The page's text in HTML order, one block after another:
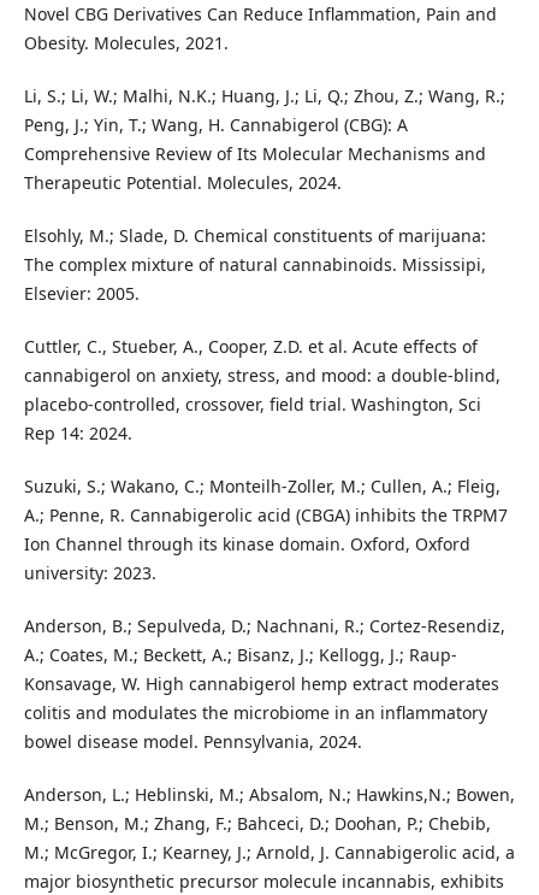
Novel CBG Derivatives Can Reduce Inflammation, Pain and
Obesity. Molecules, 2021.
Li, S.; Li, W.; Malhi, N.K.; Huang, J.; Li, Q.; Zhou, Z.; Wang, R.;
Peng, J.; Yin, T.; Wang, H. Cannabigerol (CBG): A
Comprehensive Review of Its Molecular Mechanisms and
Therapeutic Potential. Molecules, 2024.
Elsohly, M.; Slade, D. Chemical constituents of marijuana:
The complex mixture of natural cannabinoids. Mississipi,
Elsevier: 2005.
Cuttler, C., Stueber, A., Cooper, Z.D. et al. Acute effects of
cannabigerol on anxiety, stress, and mood: a double-blind,
placebo-controlled, crossover, field trial. Washington, Sci
Rep 14: 2024.
Suzuki, S.; Wakano, C.; Monteilh-Zoller, M.; Cullen, A.; Fleig,
A.; Penne, R. Cannabigerolic acid (CBGA) inhibits the TRPM7
Ion Channel through its kinase domain. Oxford, Oxford
university: 2023.
Anderson, B.; Sepulveda, D.; Nachnani, R.; Cortez-Resendiz,
A.; Coates, M.; Beckett, A.; Bisanz, J.; Kellogg, J.; Raup-
Konsavage, W. High cannabigerol hemp extract moderates
colitis and modulates the microbiome in an inflammatory
bowel disease model. Pennsylvania, 2024.
Anderson, L.; Heblinski, M.; Absalom, N.; Hawkins,N.; Bowen,
M.; Benson, M.; Zhang, F.; Bahceci, D.; Doohan, P.; Chebib,
M.; McGregor, I.; Kearney, J.; Arnold, J. Cannabigerolic acid, a
major biosynthetic precursor molecule incannabis, exhibits